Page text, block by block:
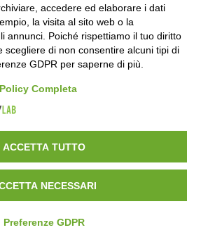
Sabato
08:00 – 12:10
e festivi
CHIUSO
Porte di Valtellina. All rights reserved.
Powered byNoratech
Policy Cookie Policy
accedere ed elaborare i dati
la visita al sito web o la
annunci. Poiché rispettiamo il tuo diritto
scegliere di non consentire alcuni tipi di
GDPR per saperne di più.
Completa
ACCETTA TUTTO
NECESSARI
Preferenze GDPR